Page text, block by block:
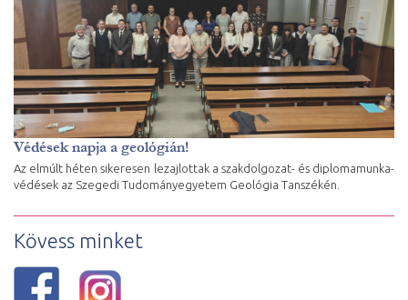
Védések napja a geológián!
Az elmúlt héten sikeresen lezajlottak a szakdolgozat- és diplomamunka-
védések az Szegedi Tudományegyetem Geológia Tanszékén.
Kövess minket